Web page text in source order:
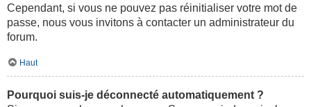
Cependant, si vous ne pouvez pas réinitialiser votre mot de
passe, nous vous invitons à contacter un administrateur du
forum.
Haut
Pourquoi suis-je déconnecté automatiquement ?